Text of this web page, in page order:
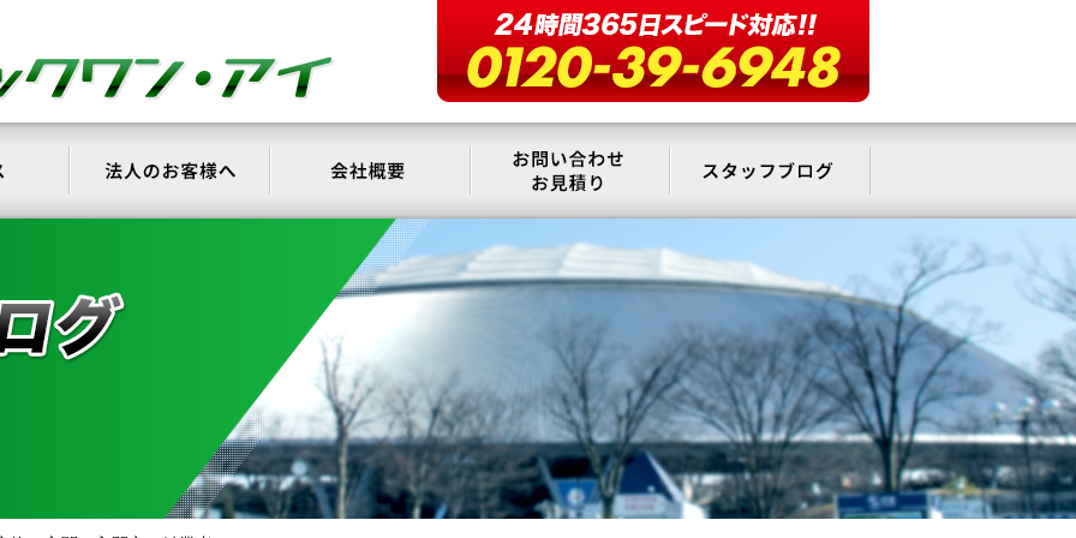
サービス 法人のお客様へ 会社概要 お問い合わせ・お見積もりスタッフブログ